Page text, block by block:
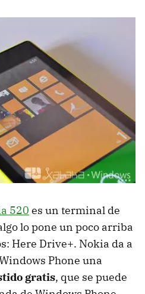
520 es un terminal de
lo pone un poco arriba
Here Drive+. Nokia da a
Phone una
gratis, que se puede